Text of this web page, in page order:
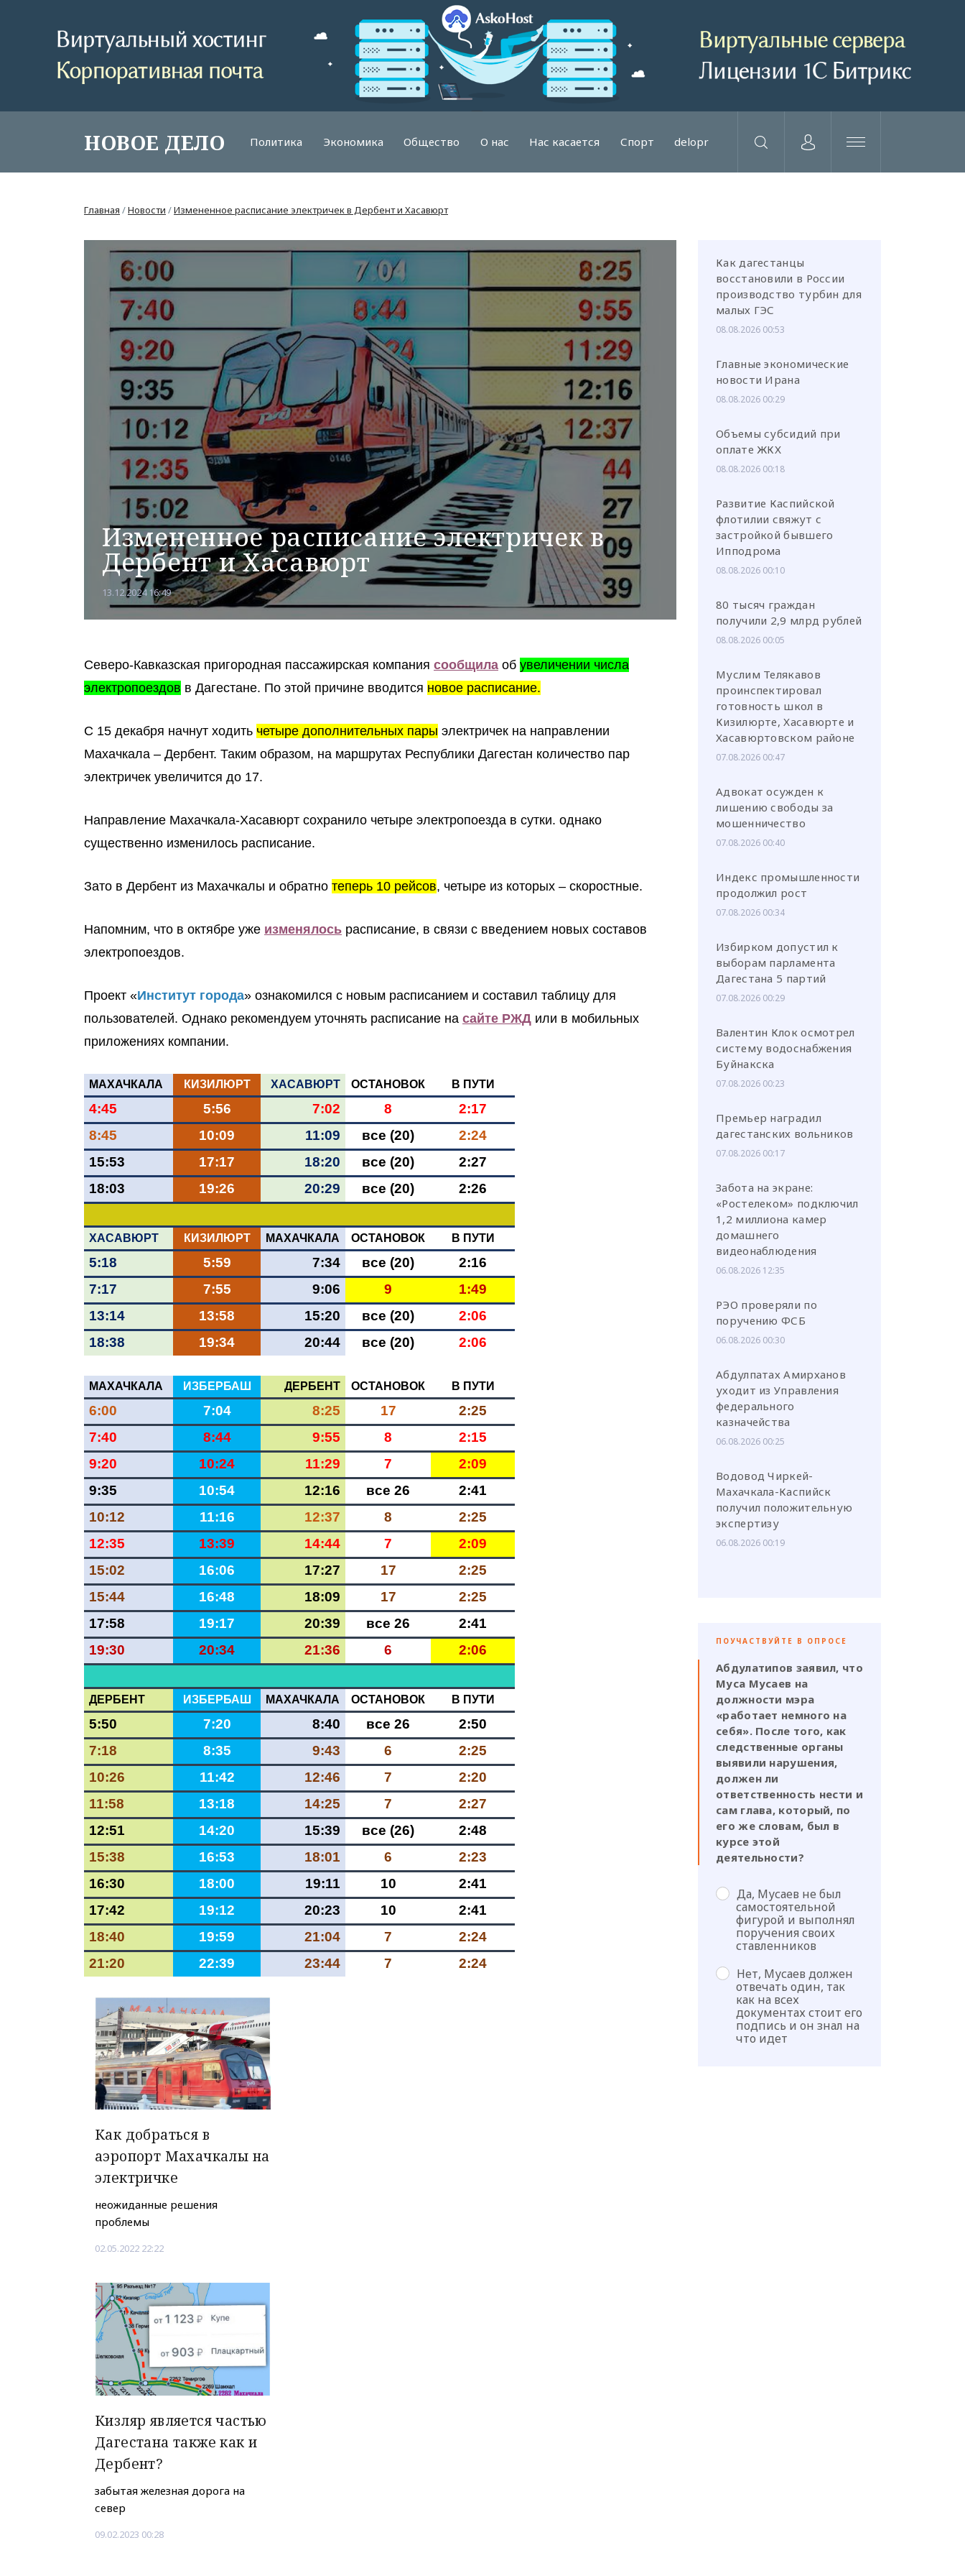
НОВОЕ ДЕЛО Политика Экономика Общество О нас Нас касается Спорт delopr
Главная /Новости /Измененное расписание электричек в Дербент и Хасавюрт
Измененное расписание электричек в
Дербент и Хасавюрт
13.12.2024 16:49
Северо-Кавказская пригородная пассажирская компания сообщила об увеличении числа
электропоездов в Дагестане. По этой причине вводится новое расписание.
С 15 декабря начнут ходить четыре дополнительных пары электричек на направлении
Махачкала – Дербент. Таким образом, на маршрутах Республики Дагестан количество пар
электричек увеличится до 17.
Направление Махачкала-Хасавюрт сохранило четыре электропоезда в сутки. однако
существенно изменилось расписание.
Зато в Дербент из Махачкалы и обратно теперь 10 рейсов, четыре из которых – скоростные.
Напомним, что в октябре уже изменялось расписание, в связи с введением новых составов
электропоездов.
Проект «Институт города» ознакомился с новым расписанием и составил таблицу для
пользователей. Однако рекомендуем уточнять расписание на сайте РЖД или в мобильных
приложениях компании.
МАХАЧКАЛА КИЗИЛЮРТ ХАСАВЮРТ ОСТАНОВОК В ПУТИ
4:45 5:56 7:02 8
2:17
8:45
10:09 11:09 все (20)
2:24
15:53
17:17 18:20 все (20)
2:27
18:03
19:26 20:29 все (20) 2:26
ХАСАВЮРТ КИЗИЛЮРТ МАХАЧКАЛА ОСТАНОВОК В ПУТИ
5:18 5:59 7:34 все (20)
2:16
7:17
7:55 9:06 9
1:49
13:14
13:58 15:20 все (20)
2:06
18:38
19:34 20:44 все (20) 2:06
МАХАЧКАЛА ИЗБЕРБАШ ДЕРБЕНТ ОСТАНОВОК В ПУТИ
6:00 7:04 8:25 17
2:25
7:40
8:44 9:55 8
2:15
9:20
10:24 11:29 7
2:09
9:35
10:54 12:16 все 26
2:41
10:12
11:16 12:37 8
2:25
12:35
13:39 14:44 7
2:09
15:02
16:06 17:27 17
2:25
15:44
16:48 18:09 17
2:25
17:58
19:17 20:39 все 26
2:41
19:30
20:34 21:36 6 2:06
ДЕРБЕНТ ИЗБЕРБАШ МАХАЧКАЛА ОСТАНОВОК В ПУТИ
5:50 7:20 8:40 все 26
2:50
7:18
8:35 9:43 6
2:25
10:26
11:42 12:46 7
2:20
11:58
13:18 14:25 7
2:27
12:51
14:20 15:39 все (26)
2:48
15:38
16:53 18:01 6
2:23
16:30
18:00 19:11 10
2:41
17:42
19:12 20:23 10
2:41
18:40
19:59 21:04 7
2:24
21:20
22:39 23:44 7 2:24
Как добраться в
аэропорт Махачкалы на
электричке
неожиданные решения
проблемы
02.05.2022 22:22
Кизляр является частью
Дагестана также как и
Дербент?
забытая железная дорога на
север
09.02.2023 00:28
Как дагестанцы
восстановили в России
производство турбин для
малых ГЭС
08.08.2026 00:53
Главные экономические
новости Ирана
08.08.2026 00:29
Объемы субсидий при
оплате ЖКХ
08.08.2026 00:18
Развитие Каспийской
флотилии свяжут с
застройкой бывшего
Ипподрома
08.08.2026 00:10
80 тысяч граждан
получили 2,9 млрд рублей
08.08.2026 00:05
Муслим Телякавов
проинспектировал
готовность школ в
Кизилюрте, Хасавюрте и
Хасавюртовском районе
07.08.2026 00:47
Адвокат осужден к
лишению свободы за
мошенничество
07.08.2026 00:40
Индекс промышленности
продолжил рост
07.08.2026 00:34
Избирком допустил к
выборам парламента
Дагестана 5 партий
07.08.2026 00:29
Валентин Клок осмотрел
систему водоснабжения
Буйнакска
07.08.2026 00:23
Премьер наградил
дагестанских вольников
07.08.2026 00:17
Забота на экране:
«Ростелеком» подключил
1,2 миллиона камер
домашнего
видеонаблюдения
06.08.2026 12:35
РЭО проверяли по
поручению ФСБ
06.08.2026 00:30
Абдулпатах Амирханов
уходит из Управления
федерального
казначейства
06.08.2026 00:25
Водовод Чиркей-
Махачкала-Каспийск
получил положительную
экспертизу
06.08.2026 00:19
ПОУЧАСТВУЙТЕ В ОПРОСЕ
Абдулатипов заявил, что
Муса Мусаев на
должности мэра
«работает немного на
себя». После того, как
следственные органы
выявили нарушения,
должен ли
ответственность нести и
сам глава, который, по
его же словам, был в
курсе этой
деятельности?
Да, Мусаев не был
самостоятельной
фигурой и выполнял
поручения своих
ставленников
Нет, Мусаев должен
отвечать один, так
как на всех
документах стоит его
подпись и он знал на
что идет